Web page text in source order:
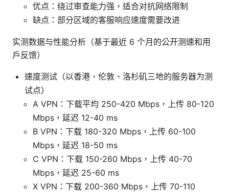
优点：绕过审查能力强，适合对抗网络限制
缺点：部分区域的客服响应速度需要改进
实测数据与性能分析（基于最近 6 个月的公开测速和用
户反馈）
速度测试（以香港、伦敦、洛杉矶三地的服务器为测
试点）
A VPN：下载平均 250-420 Mbps，上传 80-120
Mbps，延迟 12-40 ms
B VPN：下载 180-320 Mbps，上传 60-100
Mbps，延迟 18-50 ms
C VPN：下载 150-260 Mbps，上传 40-70
Mbps，延迟 25-60 ms
X VPN：下载 200-360 Mbps，上传 70-110